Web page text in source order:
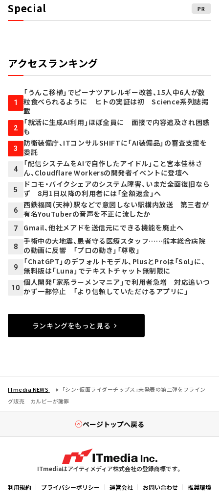
Special PR
アクセスランキング
1
「うんこ移植」でピーナツアレルギー改善、15人中6人が数
粒食べられるように ヒトの実証は初 Science系列誌掲
載
2
「就活に生成AI利用」ほぼ全員に 面接で内容追及され困惑
も
3
防衛装備庁、ITコンサルSHIFTに「AI装備品」の審査支援を
委託
4
「配信システムをAIで自作したアイドル」こと宮本佳林さ
ん、Cloudflare Workersの開発者イベントに登壇へ
5
ドコモ・バイクシェアのシステム障害、いまだ全面復旧なら
ず 8月1日以降の利用者には「全額返金」へ
6
西鉄福岡（天神）駅などで意図しない駅構内放送 第三者が
有名YouTuberの音声を不正に流したか
7 Gmail、他社メアドを送信元にできる機能を廃止へ
8
手術中の大地震、患者守る医療スタッフ……熊本総合病院
の動画に反響 「プロの動き」「尊敬」
9
「ChatGPT」のデフォルトモデル、PlusとProは「Sol」に、
無料版は「Luna」でテキストチャット無制限に
10
個人開発「家系ラーメンマニア」で利用者急増 対応追いつ
かず一部停止 「より信頼していただけるアプリに」
ランキングをもっと見る
ITmedia NEWS
「シン・仮面ライダーチップス」未発表の第二弾をフライン
グ販売 カルビーが謝罪
ページトップへ戻る
ITmediaはアイティメディア株式会社の登録商標です。
利用規約 プライバシーポリシー 運営会社 お問い合わせ 推奨環境